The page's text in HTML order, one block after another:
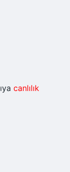
canlılık